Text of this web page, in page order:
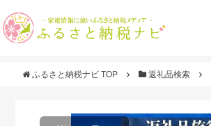
ふるさと納税ナビ TOP 返礼品検索